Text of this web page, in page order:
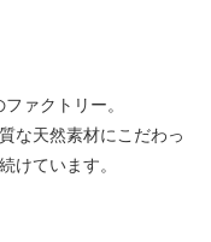
ァクトリー。
な天然素材にこだわっ
けています。